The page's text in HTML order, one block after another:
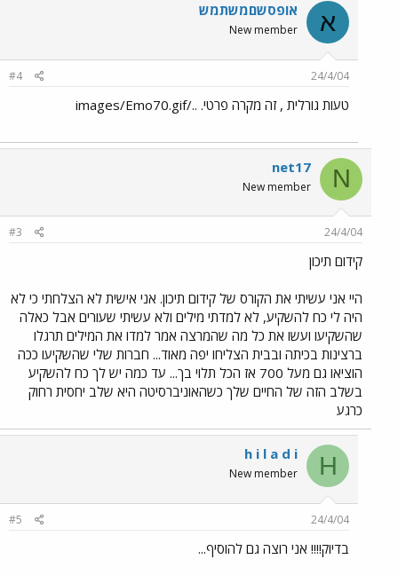
א אופסשםמשתמש
New member
24/4/04
#4
טעות גורלית , זה מקרה פרטי. ../images/Emo70.gif
N
net17
New member
24/4/04
#3
קידום תיכון
היי אני עשיתי את הקורס של קידום תיכון. אני אישית לא הצלחתי כי לא
היה לי כח להשקיע, לא למדתי מילים ולא עשיתי שעורים אבל כאלה
שהשקיעו ועשו את כל מה שהמרצה אמר למדו את המילים תרגלו
ברצינות בכיתה ובבית הצליחו יפה מאוד... חברות שלי שהשקיעו ככה
הוציאו גם מעל 700 אז הכל תלוי בך... עד כמה יש לך כח להשקיע
בשלב הזה של החיים שלך כשהאוניברסיטה היא שלב יחסית רחוק
כרגע
H
h i l a d i
New member
24/4/04
#5
בדיוק!!!! אני רוצה גם להוסיף...